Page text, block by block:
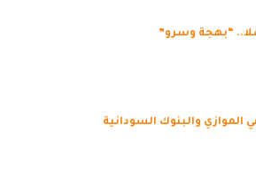
“بهجة وسرو”
الموازي والبنوك السودانية